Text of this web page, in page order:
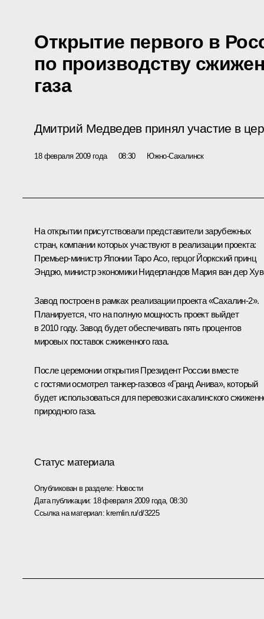
Открытие первого в
по производству
газа
Дмитрий Медведев принял участие в
18 февраля 2009 года 08:30 Южно-Сахалинск
На открытии присутствовали представители зарубежных
стран, компании которых участвуют в реализации проекта:
Премьер-министр Японии Таро Асо, герцог Йоркский принц
Эндрю, министр экономики Нидерландов Мария ван дер
Завод построен в рамках реализации проекта «Сахалин-2».
Планируется, что на полную мощность проект выйдет
в 2010 году. Завод будет обеспечивать пять процентов
мировых поставок сжиженного газа.
После церемонии открытия Президент России вместе
с гостями осмотрел танкер-газовоз «Гранд Анива», который
будет использоваться для перевозки сахалинского
природного газа.
Статус материала
Опубликован в разделе: Новости
Дата публикации: 18 февраля 2009 года, 08:30
Ссылка на материал: kremlin.ru/d/3225